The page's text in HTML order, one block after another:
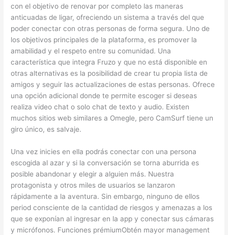
con el objetivo de renovar por completo las maneras
anticuadas de ligar, ofreciendo un sistema a través del que
poder conectar con otras personas de forma segura. Uno de
los objetivos principales de la plataforma, es promover la
amabilidad y el respeto entre su comunidad. Una
característica que integra Fruzo y que no está disponible en
otras alternativas es la posibilidad de crear tu propia lista de
amigos y seguir las actualizaciones de estas personas. Ofrece
una opción adicional donde te permite escoger si deseas
realiza video chat o solo chat de texto y audio. Existen
muchos sitios web similares a Omegle, pero CamSurf tiene un
giro único, es salvaje.
Una vez inicies en ella podrás conectar con una persona
escogida al azar y si la conversación se torna aburrida es
posible abandonar y elegir a alguien más. Nuestra
protagonista y otros miles de usuarios se lanzaron
rápidamente a la aventura. Sin embargo, ninguno de ellos
period consciente de la cantidad de riesgos y amenazas a los
que se exponían al ingresar en la app y conectar sus cámaras
y micrófonos. Funciones prémiumObtén mayor management